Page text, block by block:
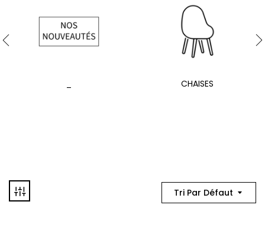
CHAISES
Tri Par Défaut